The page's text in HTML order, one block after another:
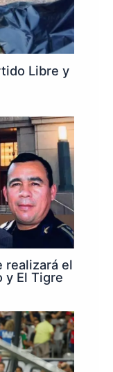
Libre y
realizará el
y El Tigre